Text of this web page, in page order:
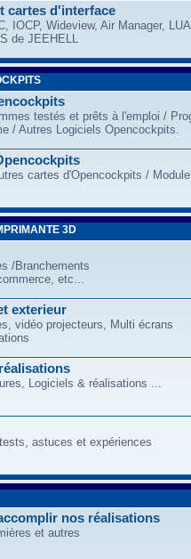
cartes d'interface
IOCP, Wideview, Air Manager,
de JEEHELL
testés et prêts à l'emploi /
/ Autres Logiciels Opencockpits.
cartes d'Opencockpits /
3D
/Branchements
etc...
exterieur
vidéo projecteurs, Multi écrans
Logiciels & réalisations ...
astuces et expériences
nos réalisations
et autres